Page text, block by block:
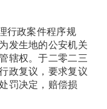
行政案件程序规
发生地的公安机关
辖权。于二零二三
政复议，要求复议
罚决定，赔偿损